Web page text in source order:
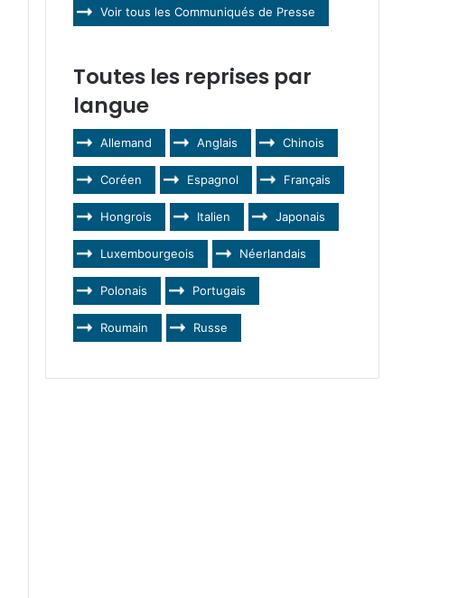
Voir tous les Communiqués de Presse
Toutes les reprises par
langue
Allemand Anglais Chinois
Coréen Espagnol Français
Hongrois Italien Japonais
Luxembourgeois Néerlandais
Polonais Portugais
Roumain Russe